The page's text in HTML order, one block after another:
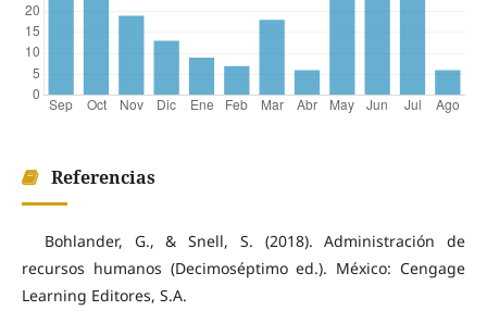
Referencias
Bohlander, G., & Snell, S. (2018). Administración de
recursos humanos (Decimoséptimo ed.). México: Cengage
Learning Editores, S.A.